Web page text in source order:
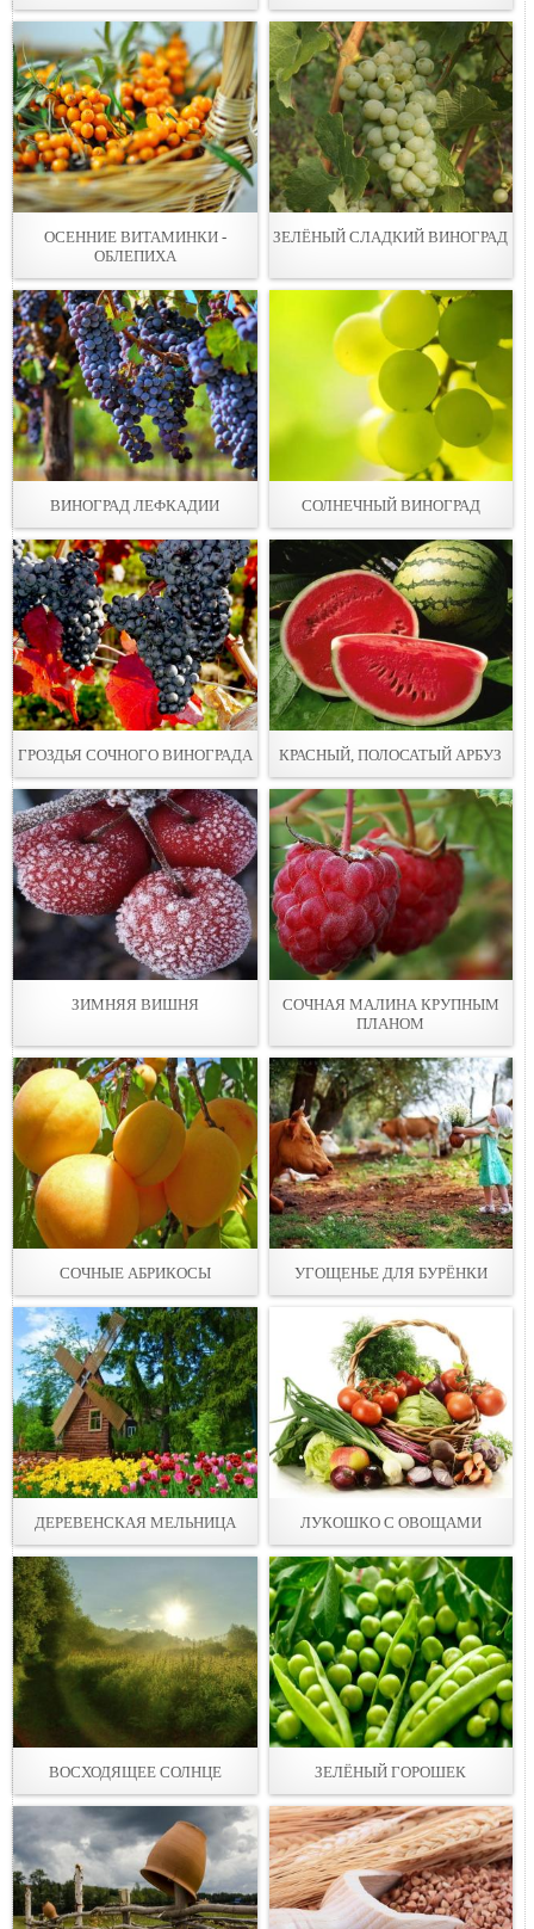
ОСЕННИЕ ВИТАМИНКИ -
ОБЛЕПИХА
ЗЕЛЁНЫЙ СЛАДКИЙ ВИНОГРАД
ВИНОГРАД ЛЕФКАДИИ СОЛНЕЧНЫЙ ВИНОГРАД
ГРОЗДЬЯ СОЧНОГО ВИНОГРАДА КРАСНЫЙ, ПОЛОСАТЫЙ АРБУЗ
ЗИМНЯЯ ВИШНЯ
СОЧНАЯ МАЛИНА КРУПНЫМ
ПЛАНОМ
СОЧНЫЕ АБРИКОСЫ УГОЩЕНЬЕ ДЛЯ БУРЁНКИ
ДЕРЕВЕНСКАЯ МЕЛЬНИЦА ЛУКОШКО С ОВОЩАМИ
ВОСХОДЯЩЕЕ СОЛНЦЕ ЗЕЛЁНЫЙ ГОРОШЕК